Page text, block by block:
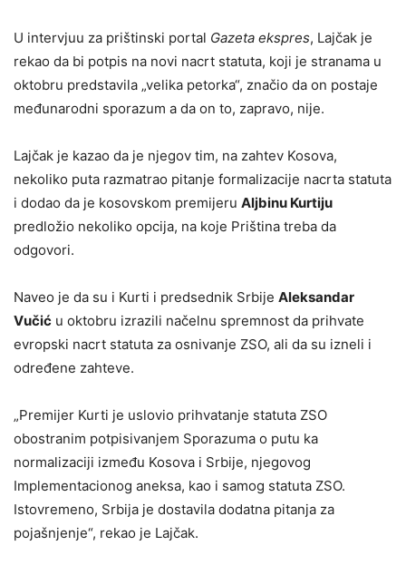
U intervjuu za prištinski portal Gazeta ekspres, Lajčak je
rekao da bi potpis na novi nacrt statuta, koji je stranama u
oktobru predstavila „velika petorka“, značio da on postaje
međunarodni sporazum a da on to, zapravo, nije.
Lajčak je kazao da je njegov tim, na zahtev Kosova,
nekoliko puta razmatrao pitanje formalizacije nacrta statuta
i dodao da je kosovskom premijeru Aljbinu Kurtiju
predložio nekoliko opcija, na koje Priština treba da
odgovori.
Naveo je da su i Kurti i predsednik Srbije Aleksandar
Vučić u oktobru izrazili načelnu spremnost da prihvate
evropski nacrt statuta za osnivanje ZSO, ali da su izneli i
određene zahteve.
„Premijer Kurti je uslovio prihvatanje statuta ZSO
obostranim potpisivanjem Sporazuma o putu ka
normalizaciji između Kosova i Srbije, njegovog
Implementacionog aneksa, kao i samog statuta ZSO.
Istovremeno, Srbija je dostavila dodatna pitanja za
pojašnjenje“, rekao je Lajčak.